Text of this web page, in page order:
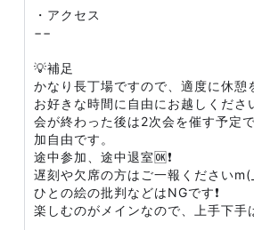
・アクセス
−−
💡補足
かなり長丁場ですので、適度に休憩
お好きな時間に自由にお越しくださ
会が終わった後は2次会を催す予定
加自由です。
途中参加、途中退室🆗❗
遅刻や欠席の方はご一報ください
ひとの絵の批判などはNGです❗
楽しむのがメインなので、上手下手